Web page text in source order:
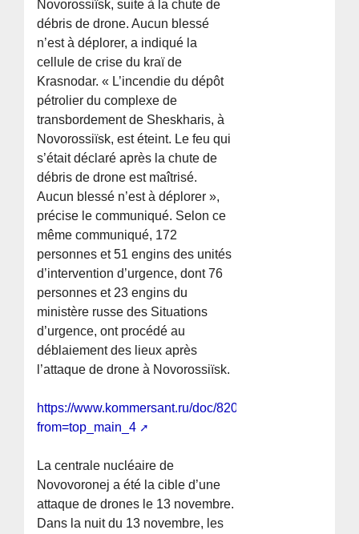
Novorossiïsk, suite à la chute de
débris de drone. Aucun blessé
n’est à déplorer, a indiqué la
cellule de crise du kraï de
Krasnodar. « L’incendie du dépôt
pétrolier du complexe de
transbordement de Sheskharis, à
Novorossiïsk, est éteint. Le feu qui
s’était déclaré après la chute de
débris de drone est maîtrisé.
Aucun blessé n’est à déplorer »,
précise le communiqué. Selon ce
même communiqué, 172
personnes et 51 engins des unités
d’intervention d’urgence, dont 76
personnes et 23 engins du
ministère russe des Situations
d’urgence, ont procédé au
déblaiement des lieux après
l’attaque de drone à Novorossiïsk.
https://www.kommersant.ru/doc/8209033?
from=top_main_4
La centrale nucléaire de
Novovoronej a été la cible d’une
attaque de drones le 13 novembre.
Dans la nuit du 13 novembre, les